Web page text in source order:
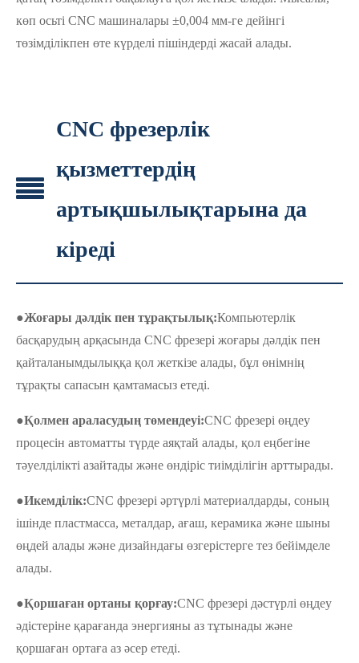
көп осьті CNC машиналары ±0,004 мм-ге дейінгі
төзімділікпен өте күрделі пішіндерді жасай алады.
CNC фрезерлік
қызметтердің
артықшылықтарына да
кіреді
●Жоғары дәлдік пен тұрақтылық:Компьютерлік
басқарудың арқасында CNC фрезері жоғары дәлдік пен
қайталанымдылыққа қол жеткізе алады, бұл өнімнің
тұрақты сапасын қамтамасыз етеді.
●Қолмен араласудың төмендеуі:CNC фрезері өңдеу
процесін автоматты түрде аяқтай алады, қол еңбегіне
тәуелділікті азайтады және өндіріс тиімділігін арттырады.
●Икемділік:CNC фрезері әртүрлі материалдарды, соның
ішінде пластмасса, металдар, ағаш, керамика және шыны
өңдей алады және дизайндағы өзгерістерге тез бейімделе
алады.
●Қоршаған ортаны қорғау:CNC фрезері дәстүрлі өңдеу
әдістеріне қарағанда энергияны аз тұтынады және
қоршаған ортаға аз әсер етеді.